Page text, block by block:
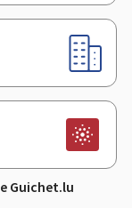
Guichet.lu